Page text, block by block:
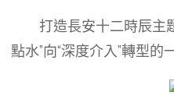
打造長安十二時辰主題
點水”向“深度介入”轉型的